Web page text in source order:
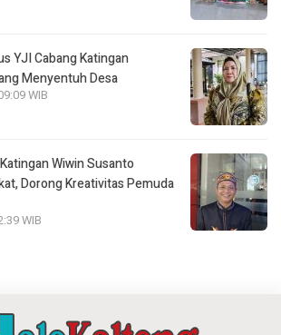
YJI Cabang Katingan
Menyentuh Desa
WIB
Wiwin Susanto
Dorong Kreativitas Pemuda
WIB